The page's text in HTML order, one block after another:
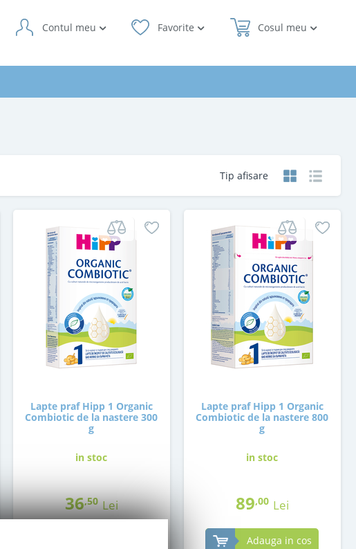
Cosul meu
Favorite
Contul meu
Tip afisare
Lapte praf Hipp 1 Organic
Combiotic de la nastere 300
g
in stoc
36,50 Lei
Lapte praf Hipp 1 Organic
Combiotic de la nastere 800
g
in stoc
89,00 Lei
Adauga in cos